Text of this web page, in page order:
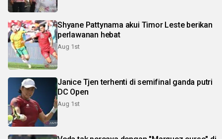
Shyane Pattynama akui Timor Leste berikan
perlawanan hebat
Aug 1st
Janice Tjen terhenti di semifinal ganda putri
DC Open
Aug 1st